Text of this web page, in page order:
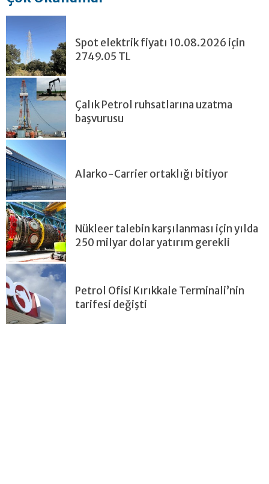
Spot elektrik fiyatı 10.08.2026 için
2749.05 TL
Çalık Petrol ruhsatlarına uzatma
başvurusu
Alarko-Carrier ortaklığı bitiyor
Nükleer talebin karşılanması için yılda
250 milyar dolar yatırım gerekli
Petrol Ofisi Kırıkkale Terminali’nin
tarifesi değişti